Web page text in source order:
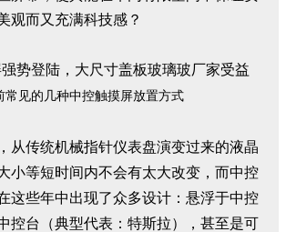
观而又充满科技感？
常见的几种中控触摸屏放置方式
从传统机械指针仪表盘演变过来的液晶
小等短时间内不会有太大改变，而中控
这些年中出现了众多设计：悬浮于中控
控台（典型代表：特斯拉），甚至是可